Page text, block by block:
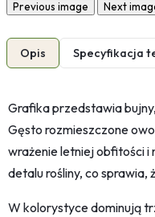
Previous image Next
Opis Specyfikacja
Grafika przedstawia
Gęsto rozmieszczone
wrażenie letniej obfitości i
detalu rośliny, co sprawia,
W kolorystyce dominują